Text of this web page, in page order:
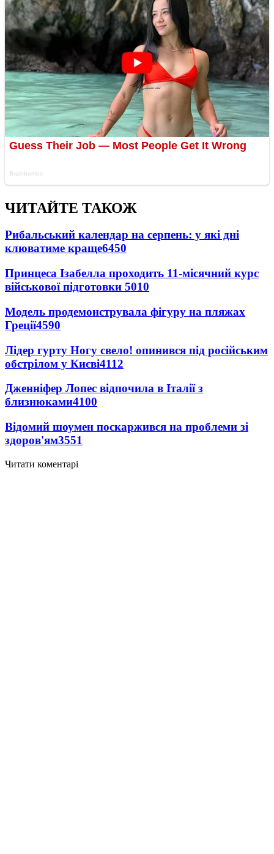
ЧИТАЙТЕ ТАКОЖ
Рибальський календар на серпень: у які дні
клюватиме краще6450
Принцеса Ізабелла проходить 11-місячний курс
військової підготовки 5010
Модель продемонструвала фігуру на пляжах
Греції4590
Лідер гурту Ногу свело! опинився під російським
обстрілом у Києві4112
Дженніфер Лопес відпочила в Італії з
близнюками4100
Відомий шоумен поскаржився на проблеми зі
здоров'ям3551
Читати коментарі